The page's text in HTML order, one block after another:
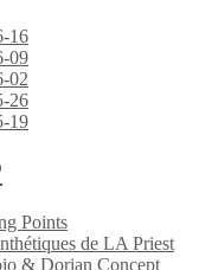
16
09
02
26
19
Points
de LA Priest
& Dorian Concept